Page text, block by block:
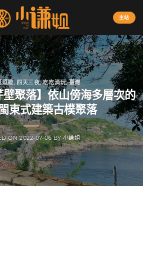
主站
逗遊, 四天三夜,吃吃滴玩,臺灣
聚落】依山傍海多層次的
東式建築古樸聚落
ON2022-07-06 BY小謙姐